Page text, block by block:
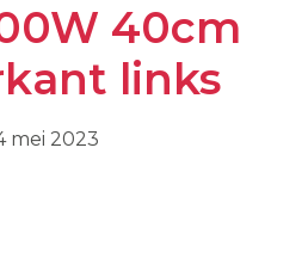
40cm
links
mei 2023